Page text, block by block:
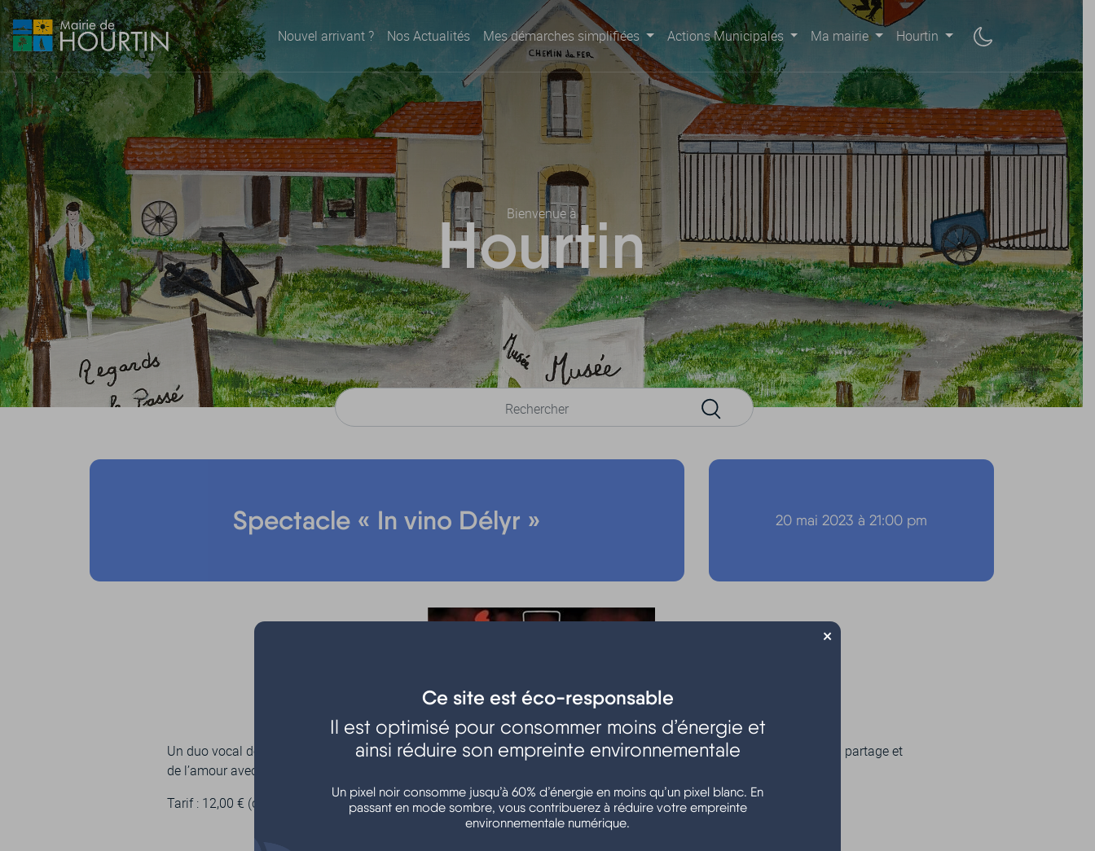
Nouvel arrivant ? Nos Actualités Mes démarches simplifiées Actions Municipales Ma mairie Hourtin
Bienvenue à
Hourtin
Spectacle « In vino Délyr » 20 mai 2023 à 21:00 pm
Un duo vocal déjanté : deux personnages se retrouvent autour du breuvage divin. Ils chantent le vin mais ils parlent du partage et
de l’amour avec un humour décapant.
Tarif : 12,00 € (chèque, espèces)
Ce site est éco-responsable
Il est optimisé pour consommer moins d’énergie et
ainsi réduire son empreinte environnementale
Un pixel noir consomme jusqu’à 60% d’énergie en moins qu’un pixel blanc. En
passant en mode sombre, vous contribuerez à réduire votre empreinte
environnementale numérique.
×